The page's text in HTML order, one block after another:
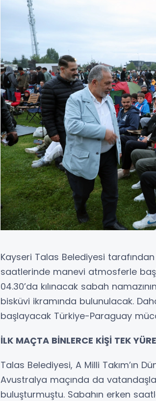
Kayseri Talas Belediyesi
saatlerinde manevi atmosferle
04.30’da kılınacak sabah
bisküvi ikramında bulunulacak.
başlayacak Türkiye-Paraguay
İLK MAÇTA BİNLERCE KİŞİ TEK
Talas Belediyesi, A Milli Takım’ın
Avustralya maçında da
buluşturmuştu. Sabahın erken